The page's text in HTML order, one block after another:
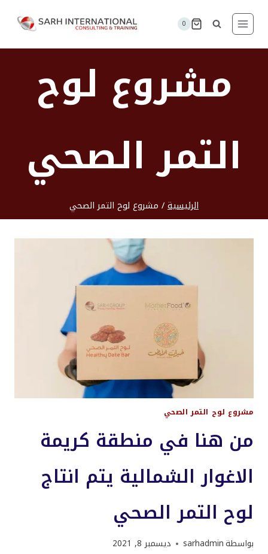
إلى
المحتوى 0
مشروع لوح
التمر الصحي
الرئيسية/ مشروع لوح التمر الصحي
مشروع لوح التمر الصحي
من هنا في منطقة كريمة
الاغوار الشمالية يتم انتاج
لوح التمر الصحي
بواسطةsarhadmin
ديسمبر 8, 2021